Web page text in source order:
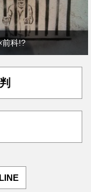
前科!?
LINE